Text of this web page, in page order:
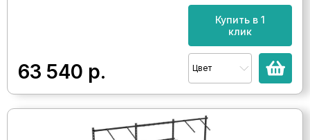
63 540 р.
Купить в 1
клик
Цвет